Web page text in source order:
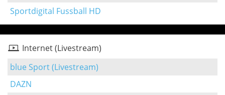
Sportdigital Fussball HD
Internet (Livestream)
blue Sport (Livestream)
DAZN